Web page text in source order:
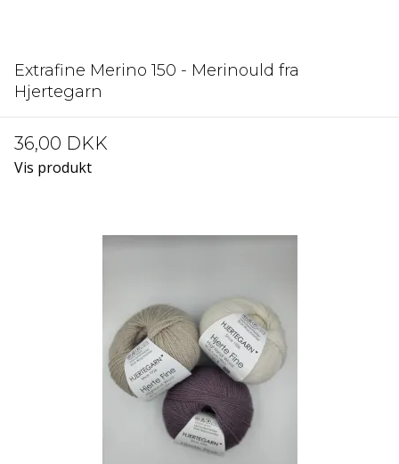
Extrafine Merino 150 - Merinould fra
Hjertegarn
36,00 DKK
Vis produkt